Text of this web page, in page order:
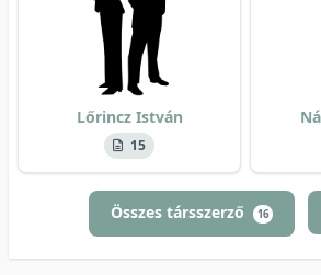
Lőrincz István
15
Összes társszerző 16